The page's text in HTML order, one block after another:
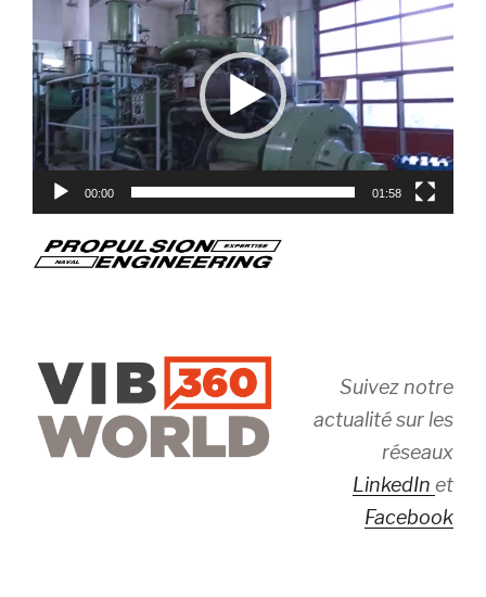
00:00 01:58
Suivez notre
actualité sur les
réseaux
LinkedIn et
Facebook